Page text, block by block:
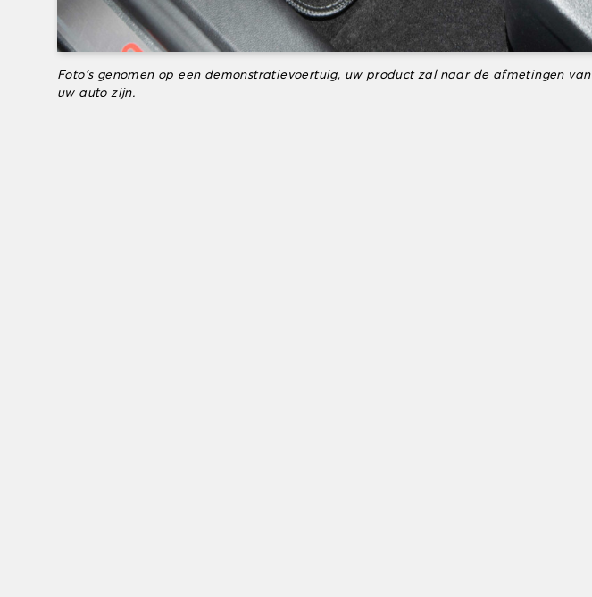
Foto's genomen op een demonstratievoertuig, uw product zal naar de afmetingen van
uw auto zijn.